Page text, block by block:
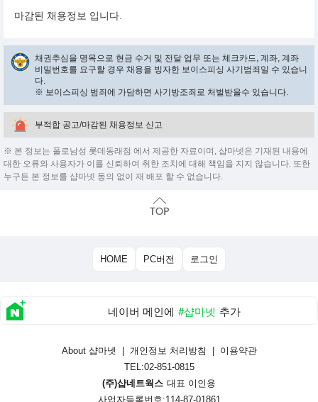
마감된 채용정보 입니다.
채권추심을 명목으로 현금 수거 및 전달 업무 또는 체크카드, 계좌, 계좌
비밀번호를 요구할 경우 채용을 빙자한 보이스피싱 사기범죄일 수 있습니
다.
※ 보이스피싱 범죄에 가담하면 사기방조죄로 처벌받을수 있습니다.
부적합 공고/마감된 채용정보 신고
※ 본 정보는 폴로남성 롯데동래점 에서 제공한 자료이며, 샵마넷은 기재된 내용에
대한 오류와 사용자가 이를 신뢰하여 취한 조치에 대해 책임을 지지 않습니다. 또한
누구든 본 정보를 샵마넷 동의 없이 재 배포 할 수 없습니다.
HOME PC버전 로그인
네이버 메인에 #샵마넷 추가
About 샵마넷 개인정보 처리방침
이용약관
TEL:02-851-0815
(주)샵네트웍스 대표 이인용
사업자등록번호:114-87-01861